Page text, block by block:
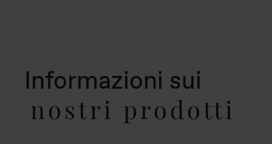
Informazioni sui
nostri prodotti